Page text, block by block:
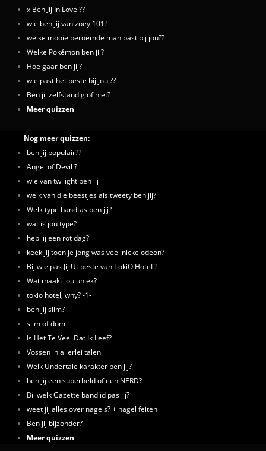
x Ben Jij In Love ??
wie ben jij van zoey 101?
welke mooie beroemde man past bij jou??
Welke Pokémon ben jij?
Hoe gaar ben jij?
wie past het beste bij jou ??
Ben jij zelfstandig of niet?
Meer quizzen
Nog meer quizzen:
ben jij populair??
Angel of Devil ?
wie van twilight ben jij
welk van die beestjes als tweety ben jij?
Welk type handtas ben jij?
wat is jou type?
heb jij een rot dag?
keek jij toen je jong was veel nickelodeon?
Bij wie pas Jij Ut beste van TokiO HoteL?
Wat maakt jou uniek?
tokio hotel, why? -1-
ben jij slim?
slim of dom
Is Het Te Veel Dat Ik Leef?
Vossen in allerlei talen
Welk Undertale karakter ben jij?
ben jij een superheld of een NERD?
Bij welk Gazette bandlid pas jij?
weet jij alles over nagels? + nagel feiten
Ben jij bijzonder?
Meer quizzen